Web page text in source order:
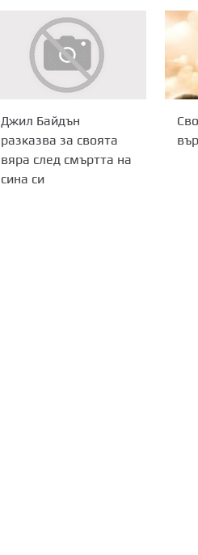
Джил Байдън
разказва за своята
вяра след смъртта на
сина си